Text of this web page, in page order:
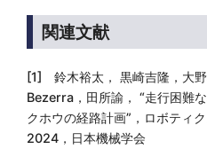
関連文献
[1] 鈴木裕太， 黒崎吉隆，大
Bezerra，田所諭， “走行困難
クホウの経路計画”，ロボティ
2024，日本機械学会